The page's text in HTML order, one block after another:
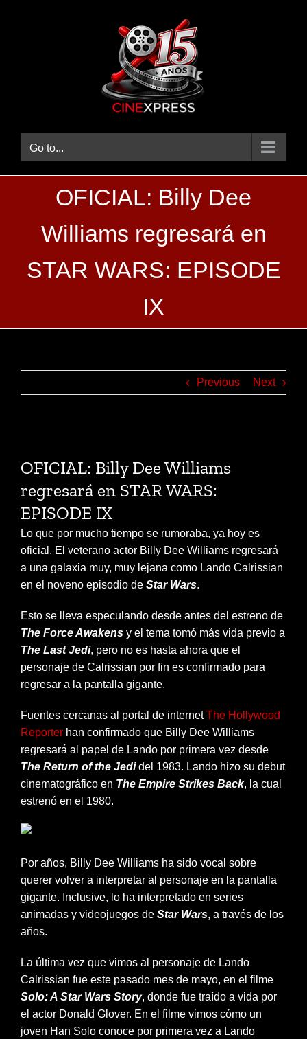
Go to...
OFICIAL: Billy Dee
Williams regresará en
STAR WARS: EPISODE
IX
Previous Next
Larger
OFICIAL: Billy Dee Williams
regresará en STAR WARS:
EPISODE IX
Lo que por mucho tiempo se rumoraba, ya hoy es
oficial. El veterano actor Billy Dee Williams regresará
a una galaxia muy, muy lejana como Lando Calrissian
en el noveno episodio de Star Wars.
Esto se lleva especulando desde antes del estreno de
The Force Awakens y el tema tomó más vida previo a
The Last Jedi, pero no es hasta ahora que el
personaje de Calrissian por fin es confirmado para
regresar a la pantalla gigante.
Fuentes cercanas al portal de internetThe Hollywood
Reporter han confirmado que Billy Dee Williams
regresará al papel de Lando por primera vez desde
The Return of the Jedidel 1983. Lando hizo su debut
cinematográfico en The Empire Strikes Back, la cual
estrenó en el 1980.
Por años, Billy Dee Williams ha sido vocal sobre
querer volver a interpretar al personaje en la pantalla
gigante. Inclusive, lo ha interpretado en series
animadas y videojuegos de Star Wars, a través de los
años.
La última vez que vimos al personaje de Lando
Calrissian fue este pasado mes de mayo, en el filme
Solo: A Star Wars Story, donde fue traído a vida por
el actor Donald Glover. En el filme vimos cómo un
joven Han Solo conoce por primera vez a Lando